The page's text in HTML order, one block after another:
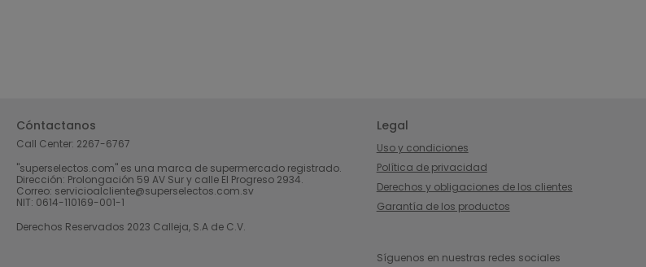
Cóntactanos
Call Center: 2267-6767
"superselectos.com" es una marca de supermercado registrado.
Dirección: Prolongación 59 AV Sur y calle El Progreso 2934.
Correo: servicioalcliente@superselectos.com.sv
NIT: 0614-110169-001-1
Derechos Reservados 2023 Calleja, S.A de C.V.
Legal
Uso y condiciones
Política de privacidad
Derechos y obligaciones de los clientes
Garantía de los productos
Síguenos en nuestras redes sociales